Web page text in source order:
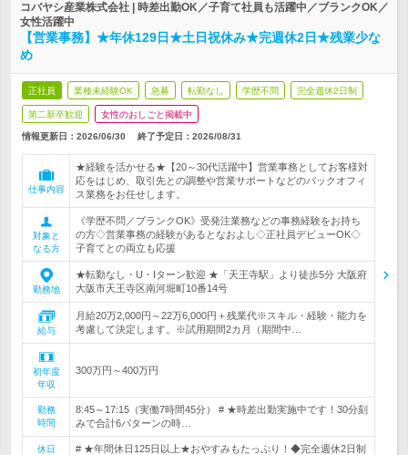
コバヤシ産業株式会社 | 時差出勤OK／子育て社員も活躍中／ブランクOK／
女性活躍中
【営業事務】★年休129日★土日祝休み★完週休2日★残業少な
め
正社員 業種未経験OK 急募 転勤なし 学歴不問 完全週休2日制
第二新卒歓迎 女性のおしごと掲載中
情報更新日：2026/06/30 終了予定日： 2026/08/31
仕事内容
★経験を活かせる★【20～30代活躍中】営業事務としてお客様対
応をはじめ、取引先との調整や営業サポートなどのバックオフィ
ス業務をお任せします。
対象と
なる方
《学歴不問／ブランクOK》受発注業務などの事務経験をお持ち
の方◇営業事務の経験があるとなおよし◇正社員デビューOK◇
子育てとの両立も応援
勤務地
★転勤なし・U・Iターン歓迎 ★「天王寺駅」より徒歩5分 大阪府
大阪市天王寺区南河堀町10番14号
給与
月給20万2,000円～22万6,000円＋残業代※スキル・経験・能力を
考慮して決定します。※試用期間2カ月（期間中…
初年度
年収
300万円～400万円
勤務
時間
8:45～17:15（実働7時間45分） # ★時差出勤実施中です！30分刻
みで合計6パターンの時…
休日
# ★年間休日125日以上★おやすみもたっぷり！◆完全週休2日制